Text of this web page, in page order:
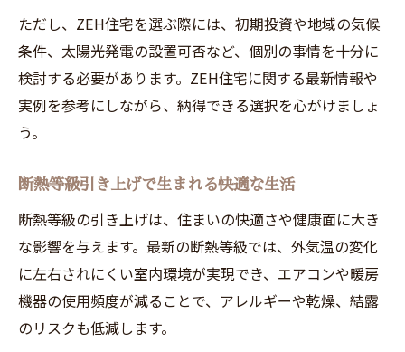
ただし、ZEH住宅を選ぶ際には、初期投資や地域の気候
条件、太陽光発電の設置可否など、個別の事情を十分に
検討する必要があります。ZEH住宅に関する最新情報や
実例を参考にしながら、納得できる選択を心がけましょ
う。
断熱等級引き上げで生まれる快適な生活
断熱等級の引き上げは、住まいの快適さや健康面に大き
な影響を与えます。最新の断熱等級では、外気温の変化
に左右されにくい室内環境が実現でき、エアコンや暖房
機器の使用頻度が減ることで、アレルギーや乾燥、結露
のリスクも低減します。